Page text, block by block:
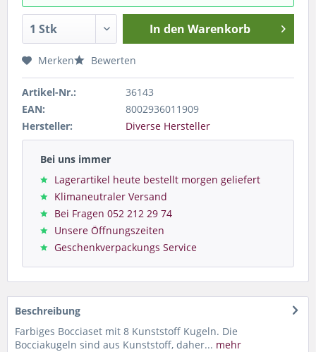
In den Warenkorb
Merken Bewerten
Artikel-Nr.:
36143
EAN:
8002936011909
Hersteller:
Diverse Hersteller
Bei uns immer
Lagerartikel heute bestellt morgen geliefert
Klimaneutraler Versand
Bei Fragen 052 212 29 74
Unsere Öffnungszeiten
Geschenkverpackungs Service
Beschreibung
Farbiges Bocciaset mit 8 Kunststoff Kugeln. Die
Bocciakugeln sind aus Kunststoff, daher... mehr